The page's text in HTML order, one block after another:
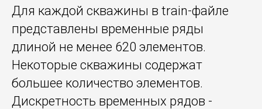
Для каждой скважины в train-файле
представлены временные ряды
длиной не менее 620 элементов.
Некоторые скважины содержат
большее количество элементов.
Дискретность временных рядов -